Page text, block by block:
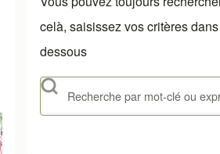
celà, saisissez vos critères
dessous
Rechercher